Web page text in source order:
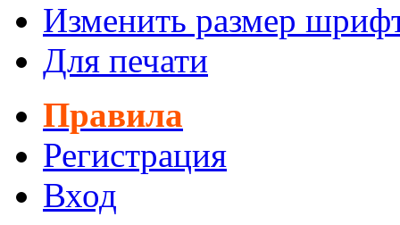
Изменить размер
Для печати
Правила
Регистрация
Вход